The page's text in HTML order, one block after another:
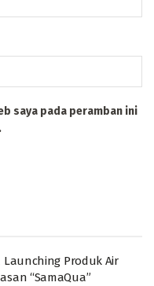
saya pada peramban ini
Launching Produk Air
“SamaQua”